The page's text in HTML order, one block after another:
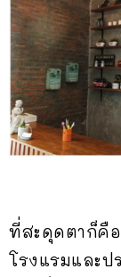
ที่สะดุดตาก็คื
โรงแรมและ